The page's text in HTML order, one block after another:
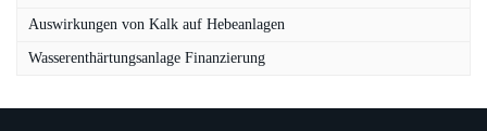
Auswirkungen von Kalk auf Hebeanlagen
Wasserenthärtungsanlage Finanzierung